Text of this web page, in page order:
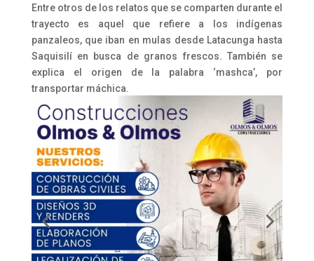
Entre otros de los relatos que se comparten durante el
trayecto es aquel que refiere a los indígenas
panzaleos, que iban en mulas desde Latacunga hasta
Saquisilí en busca de granos frescos. También se
explica el origen de la palabra ‘mashca’, por
transportar máchica.